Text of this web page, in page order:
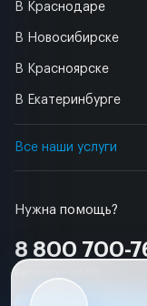
Нужна помощь?
8 800 700-
В Краснодаре
В Новосибирске
В Красноярске
В Екатеринбурге
Все наши услуги